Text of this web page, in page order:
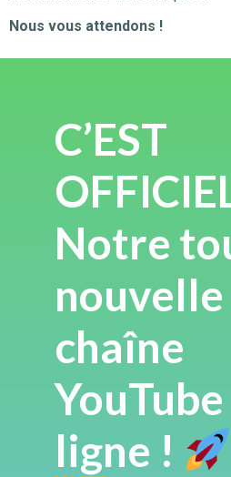
Nous vous attendons !
C’EST
Notre
nouvelle
chaîne
ligne !